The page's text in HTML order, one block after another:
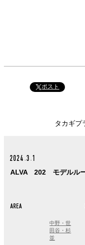
ポスト
タカギプ
2024.3.1
ALVA 202 モデルルー
AREA
中野・世
田谷・杉
並